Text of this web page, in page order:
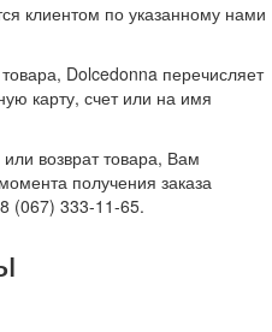
клиентом по указанному нами
Dolcedonna перечисляет
карту, счет или на имя
возврат товара, Вам
получения заказа
(067) 333-11-65.